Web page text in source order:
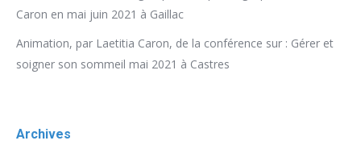
Caron en mai juin 2021 à Gaillac
Animation, par Laetitia Caron, de la conférence sur : Gérer et
soigner son sommeil mai 2021 à Castres
Archives